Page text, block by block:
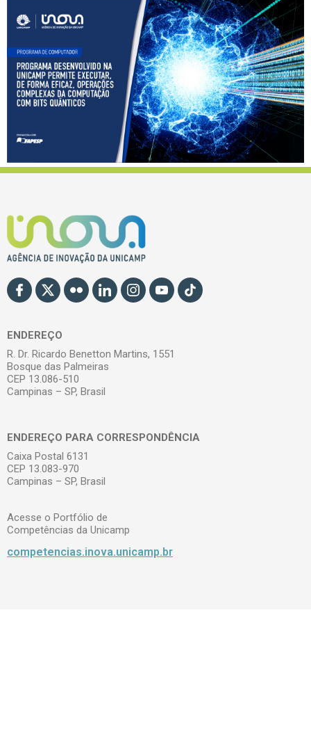
ENDEREÇO
R. Dr. Ricardo Benetton Martins, 1551
Bosque das Palmeiras
CEP 13.086-510
Campinas – SP, Brasil
ENDEREÇO PARA CORRESPONDÊNCIA
Caixa Postal 6131
CEP 13.083-970
Campinas – SP, Brasil
Acesse o Portfólio de
Competências da Unicamp
competencias.inova.unicamp.br